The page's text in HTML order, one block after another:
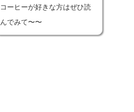
コーヒーが好きな方はぜひ読
んでみて〜〜